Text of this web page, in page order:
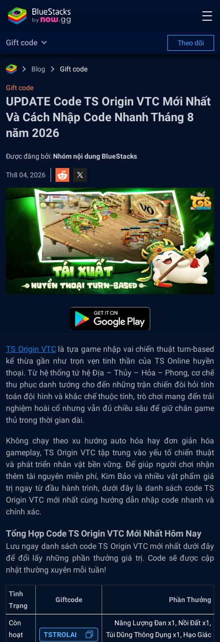
Gift code Theo dõi
Blog Gift code
Gift code
UPDATE Code TS Origin VTC Mới Nhất
Và Cách Nhập Code Nhanh Tháng 8
năm 2026
Được đăng bởi: Nhóm nội dung BlueStacks
Th8 04, 2026
TS Origin VTClà tựa game nhập vai chiến thuật turn-based
kế thừa gần như trọn vẹn tinh thần của TS Online huyền
thoại. Từ hệ thống tứ hệ Địa – Thủy – Hỏa – Phong, cơ chế
thu phục danh tướng cho đến những trận chiến đòi hỏi tính
toán đội hình và khắc chế thuộc tính, trò chơi mang đến trải
nghiệm hoài cổ nhưng vẫn đủ chiều sâu để giữ chân game
thủ trong thời gian dài.
Không chạy theo xu hướng auto hóa hay đơn giản hóa
gameplay, TS Origin VTC tập trung vào yếu tố chiến thuật
và phát triển nhân vật bền vững. Để giúp người chơi nhận
thêm tài nguyên miễn phí, Kim Bảo và nhiều vật phẩm giá
trị ngay từ đầu hành trình, dưới đây là danh sách code TS
Origin VTC mới nhất cùng hướng dẫn nhập code nhanh và
chính xác.
Tổng Hợp Code TS Origin VTC Mới Nhất Hôm Nay
Lưu ngay danh sách code TS Origin VTC mới nhất dưới đây
để đổi lấy những phần thưởng giá trị. Code sẽ được cập
nhật thường xuyên mỗi tuần!
Tình
Trạng
Giftcode Phần Thưởng
Còn
hoạt
TSTROLAI
Năng Lượng Đan x1, Nồi Đất x1,
Túi Dũng Thông Dụng x1, Hạo Giác